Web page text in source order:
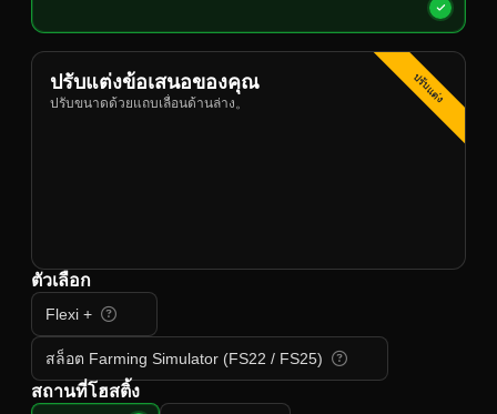
ปรับแต่ง
ปรับแต่งข้อเสนอของคุณ
ปรับขนาดด้วยแถบเลื่อนด้านล่าง。
ตัวเลือก
Flexi +
สล็อต Farming Simulator (FS22 / FS25)
สถานที่โฮสติ้ง